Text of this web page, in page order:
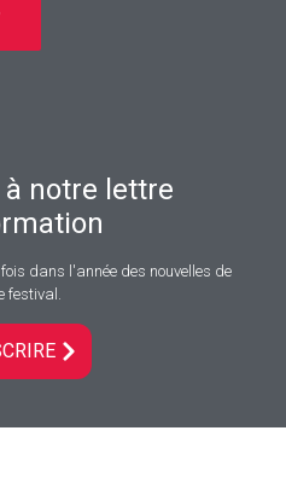
notre lettre
dans l'année des nouvelles de
festival.